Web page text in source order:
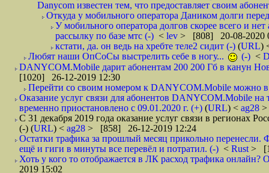
Danycom известен тем, что предоставляет своим
Откуда у мобильного оператора Даником долги
У мобильного оператора долгов скорее всего и
рассылку по базе мтс (-) < lev > [808] 20-08-2020
кстати, да. он ведь на хребте теле2 сидит (-) (URL)
Любят наши ОпСоСы выстрелить себе в ногу...
(-) <
DANYCOM.Mobile дарит абонентам 200 200 Гб в канун
[1020] 26-12-2019 12:30
Перейти со своим номером к DANYCOM.Mobile можно в
Оказание услуг связи для абонентов DANYCOM.Mobile
временно приостановлено с 09.01.2020 г. (+) (URL) < ag28 >
С 31 декабря 2019 года оказание услуг связи в регионах
(-) (URL) < ag28 > [858] 26-12-2019 12:24
Остатки трафика за прошлый месяц прикольно
ещё и гиги в минуты все перевёл и потратил. (-) < Rust >
Хоть у кого то отображается в ЛК расход трафика
2019 15:02